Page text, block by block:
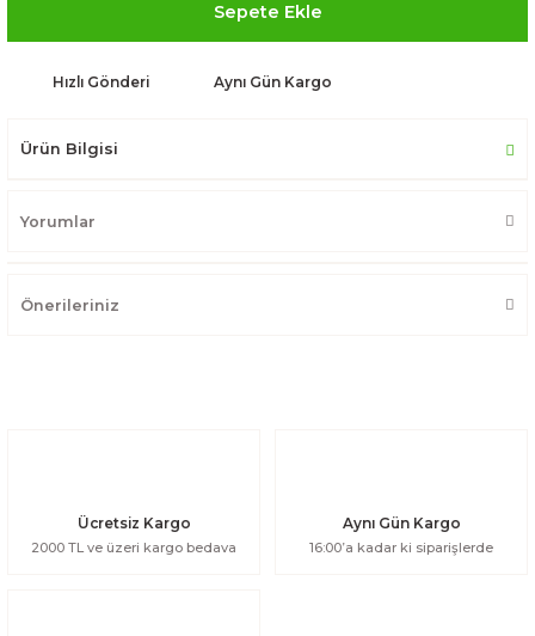
Sepete Ekle
Hızlı Gönderi Aynı Gün Kargo
Ürün Bilgisi
Yorumlar
Önerileriniz
Ücretsiz Kargo
2000 TL ve üzeri kargo bedava
Aynı Gün Kargo
16:00’a kadar ki siparişlerde